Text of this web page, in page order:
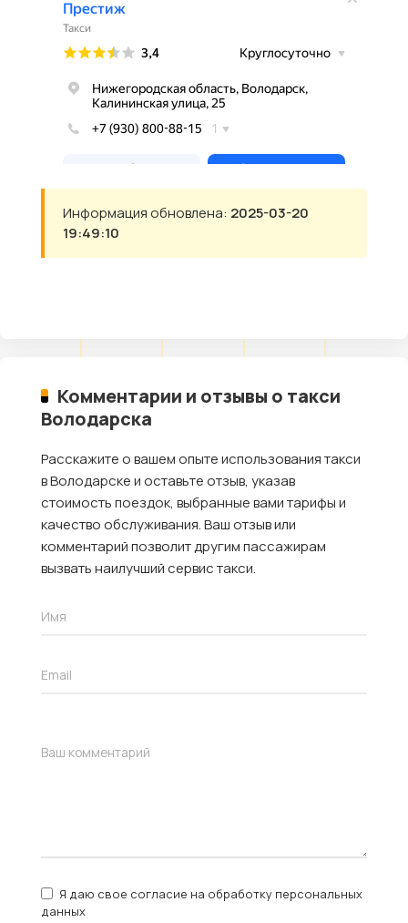
Информация обновлена: 2025-03-20
19:49:10
Комментарии и отзывы о такси
Володарска
Расскажите о вашем опыте использования такси
в Володарске и оставьте отзыв, указав
стоимость поездок, выбранные вами тарифы и
качество обслуживания. Ваш отзыв или
комментарий позволит другим пассажирам
вызвать наилучший сервис такси.
Я даю свое согласие на обработку персональных
данных